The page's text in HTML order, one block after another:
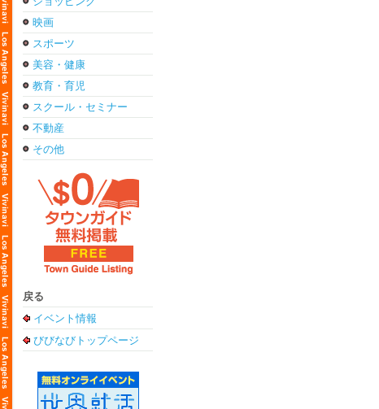
映画
スポーツ
美容・健康
教育・育児
スクール・セミナー
不動産
その他
戻る
イベント情報
びびなびトップページ